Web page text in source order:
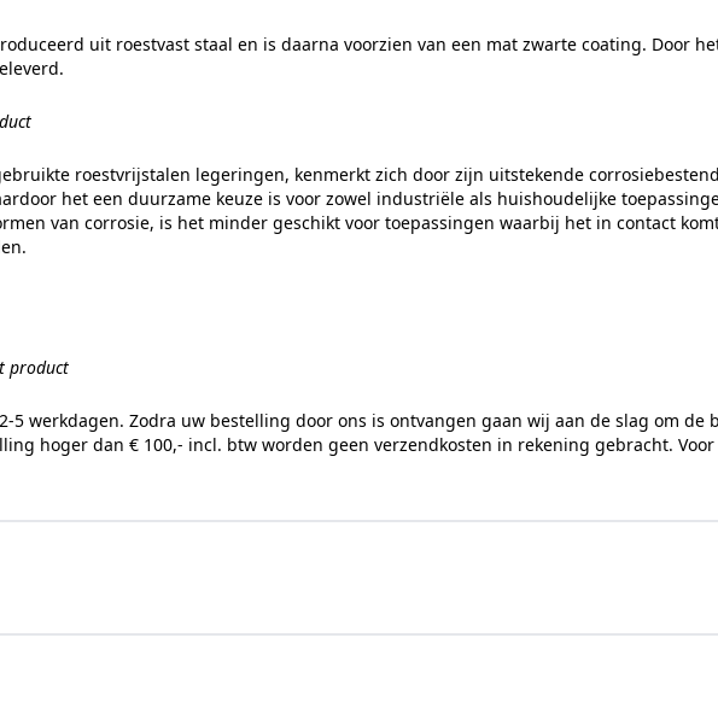
Bevestigingsmateriaal voor
uit roestvast staal en is daarna voorzien van een mat zwarte coating. Door
roestvrijstalen legeringen, kenmerkt zich door zijn uitstekende
het een duurzame keuze is voor zowel industriële als huishoudelijke
van corrosie, is het minder geschikt voor toepassingen waarbij het in contact
product
werkdagen. Zodra uw bestelling door ons is ontvangen gaan wij aan de slag om
hoger dan € 100,- incl. btw worden geen verzendkosten in rekening gebracht.